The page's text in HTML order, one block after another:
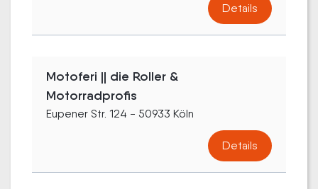
Details
Motoferi || die Roller &
Motorradprofis
Eupener Str. 124 - 50933 Köln
Details